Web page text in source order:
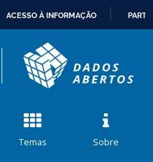
CONTEÚDO
ACESSO À INFORMAÇÃO
Temas Sobre